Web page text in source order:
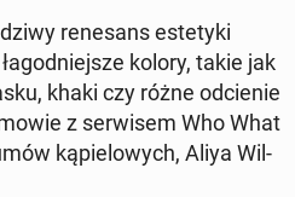
re­ne­sans es­te­ty­ki
kolory, takie jak
khaki czy różne od­cie­nie
z ser­wi­sem Who What
ką­pie­lo­wych, Aliya Wil­